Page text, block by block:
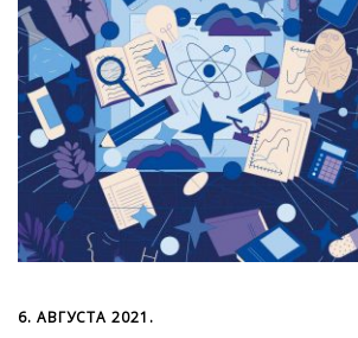
6. АВГУСТА 2021.